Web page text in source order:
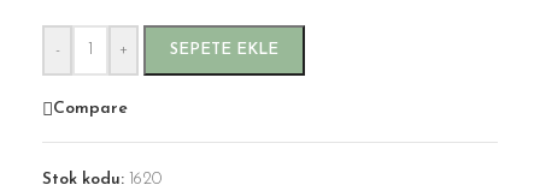
- + SEPETE EKLE
Compare
Stok kodu: 1620